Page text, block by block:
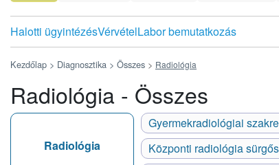
Halotti ügyintézésVérvételLabor bemutatkozás
Kezdőlap > Diagnosztika > Összes > Radiológia
Radiológia - Összes
Radiológia
Gyermekradiológiai
Központi radiológia